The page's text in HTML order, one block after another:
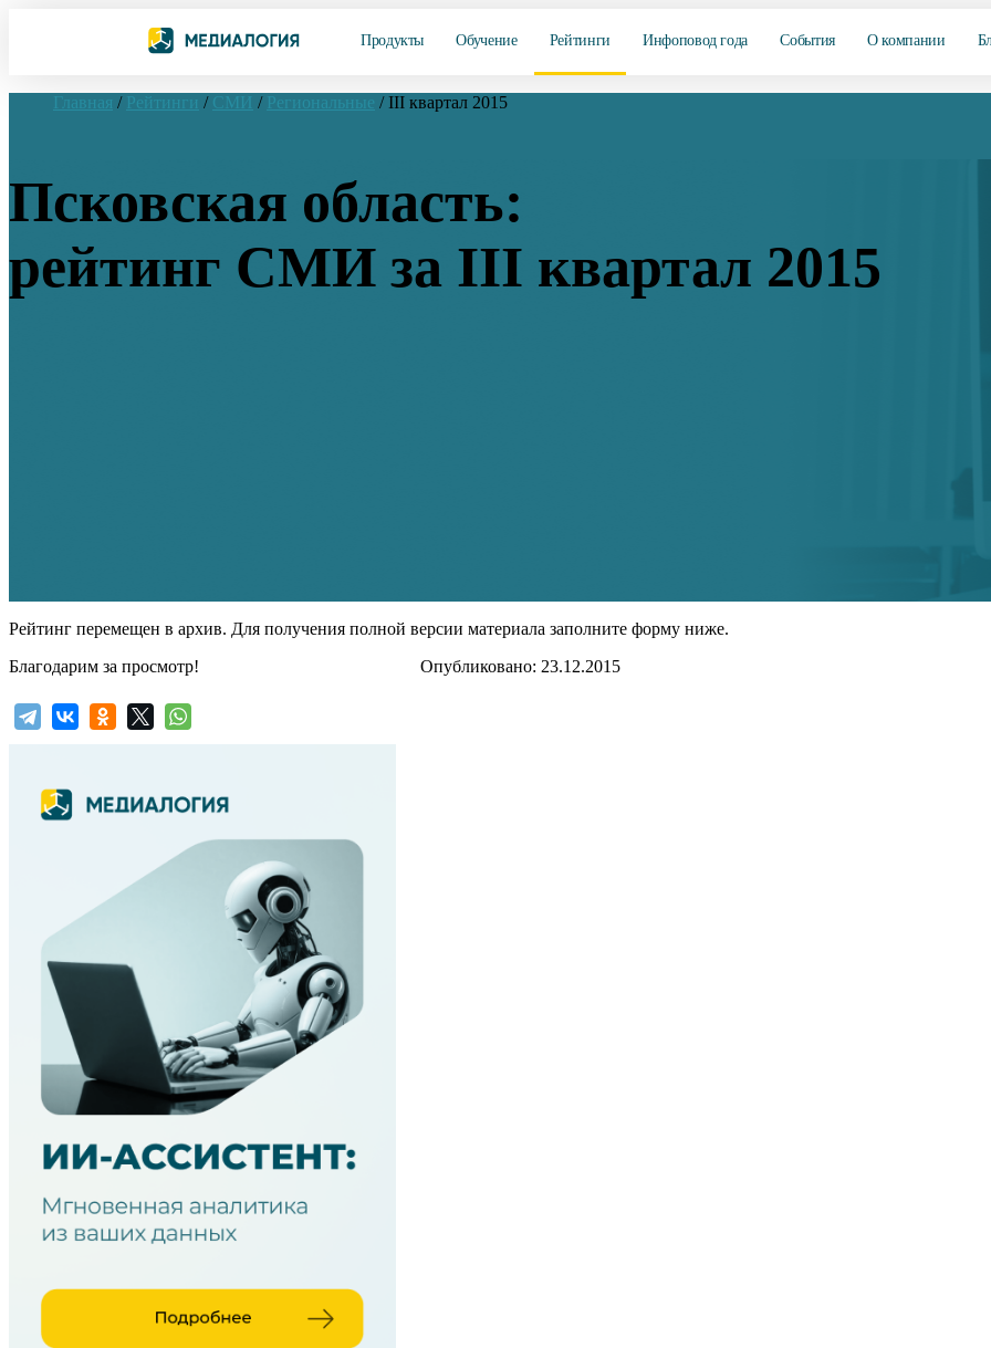
Продукты Обучение Рейтинги Инфоповод года События О компании
Главная / Рейтинги / СМИ / Региональные / III квартал 2015
Псковская область:
рейтинг СМИ за III квартал 2015
Рейтинг перемещен в архив. Для получения полной версии материала заполните форму ниже.
Благодарим за просмотр!
Опубликовано: 23.12.2015